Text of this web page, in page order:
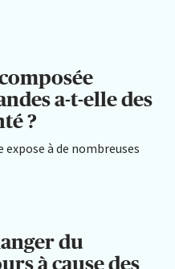
a-t-elle des
?
à de nombreuses
du
à cause des